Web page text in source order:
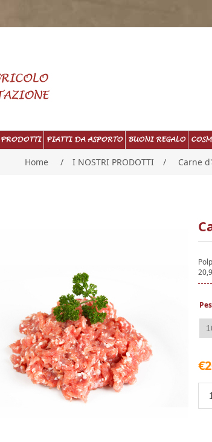
PIATTI DA ASPORTO BUONI REGALO
Home / I NOSTRI PRODOTTI / Carne